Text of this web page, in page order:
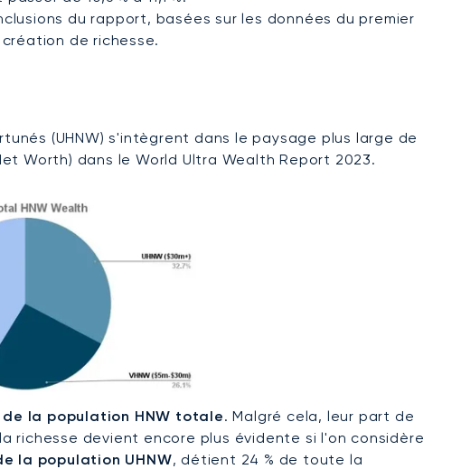
du rapport, basées sur les données du premier
de richesse.
(UHNW) s'intègrent dans le paysage plus large de
Worth) dans le World Ultra Wealth Report 2023.
de la population HNW totale. Malgré cela, leur part de
devient encore plus évidente si l'on considère
la population UHNW, détient 24 % de toute la